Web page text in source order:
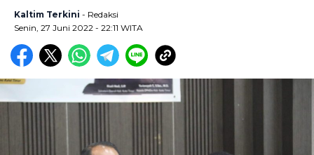
Kaltim Terkini - Redaksi
Senin, 27 Juni 2022 - 22:11 WITA